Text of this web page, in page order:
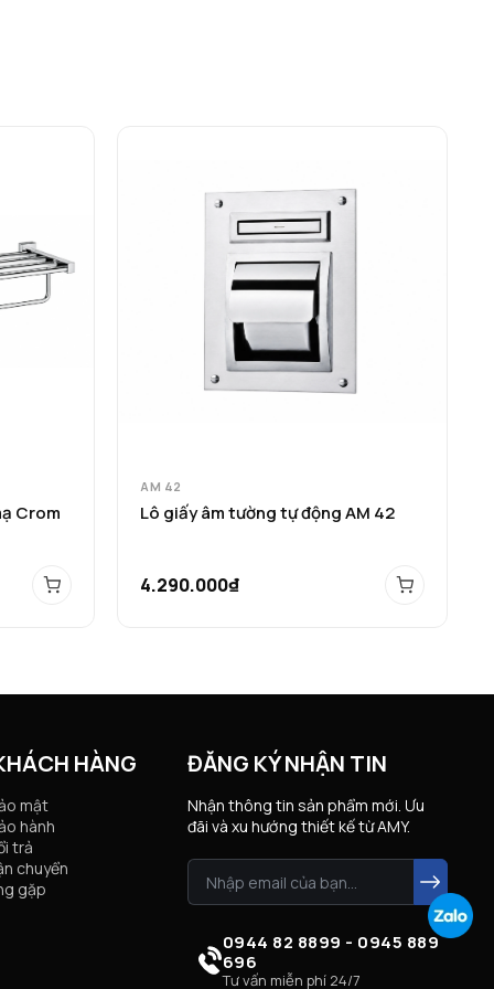
Crom
AM 42
Lô giấy âm tường tự động AM 42
4.290.000₫
HÀNG
mật
hành
trả
chuyển
gặp
ĐĂNG KÝ NHẬN TIN
Nhận thông tin sản phẩm mới. Ưu
đãi và xu hướng thiết kế từ AMY.
0944 82 8899 - 0945 889
696
Tư vấn miễn phí 24/7